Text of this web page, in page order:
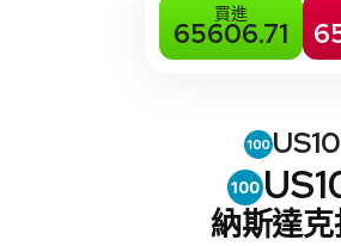
買進
65606.71
納斯達